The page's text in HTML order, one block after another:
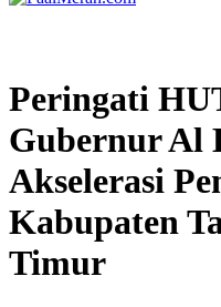
Peringati
Gubernur Al
Akselerasi
Kabupaten
Timur